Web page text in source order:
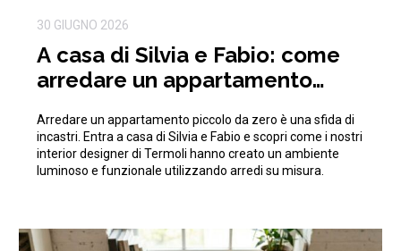
30 GIUGNO 2026
A casa di Silvia e Fabio: come
arredare un appartamento
gli spazi
Arredare un appartamento piccolo da zero è una sfida di
incastri. Entra a casa di Silvia e Fabio e scopri come i nostri
interior designer di Termoli hanno creato un ambiente
luminoso e funzionale utilizzando arredi su misura.